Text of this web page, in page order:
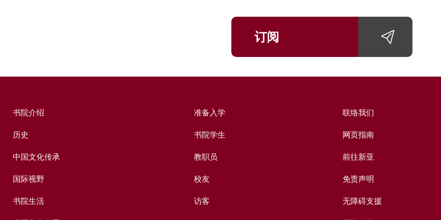
订阅
书院介绍
历史
中国文化传承
国际视野
书院生活
准备入学
书院学生
教职员
校友
访客
联络我们
网页指南
前往新亚
免责声明
无障碍支援